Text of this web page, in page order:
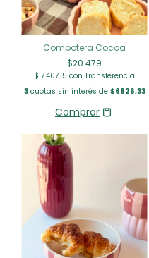
Compotera Cocoa
$20.479
$17.407,15 con Transferencia
3cuotas sin interés de $6826,33